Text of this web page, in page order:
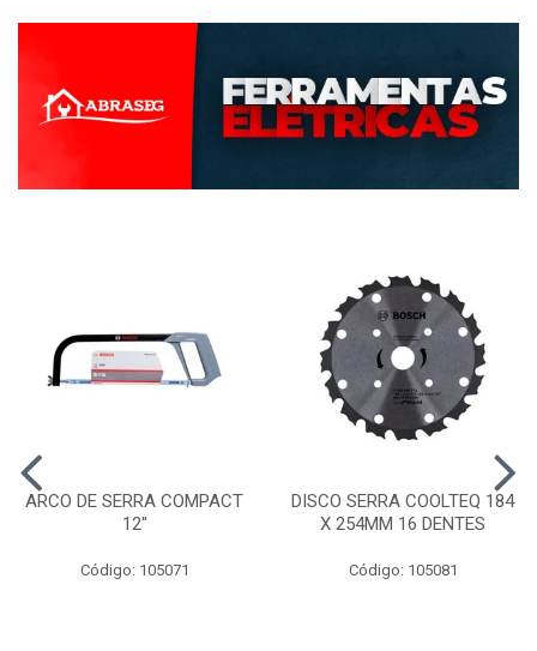
ARCO DE SERRA COMPACT
12"
Código: 105071
DISCO SERRA COOLTEQ 184
X 254MM 16 DENTES
Código: 105081